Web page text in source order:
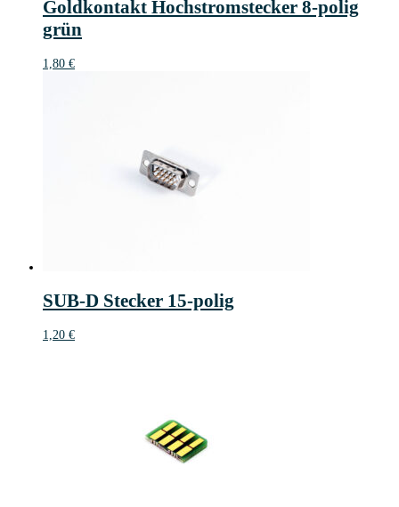
Goldkontakt Hochstromstecker 8-polig
grün
1,80 €
SUB-D Stecker 15-polig
1,20 €